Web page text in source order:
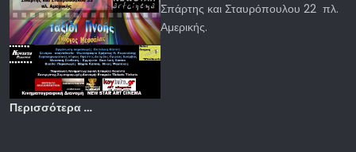
Σπάρτης και Σταυρόπουλου 22 πλ.
Αμερικής.
Περισσότερα …